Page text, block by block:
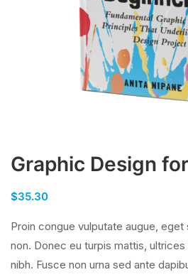
Graphic Design
$35.30
Proin congue vulputate augue,
non. Donec eu turpis mattis,
nibh. Fusce non urna sed ante